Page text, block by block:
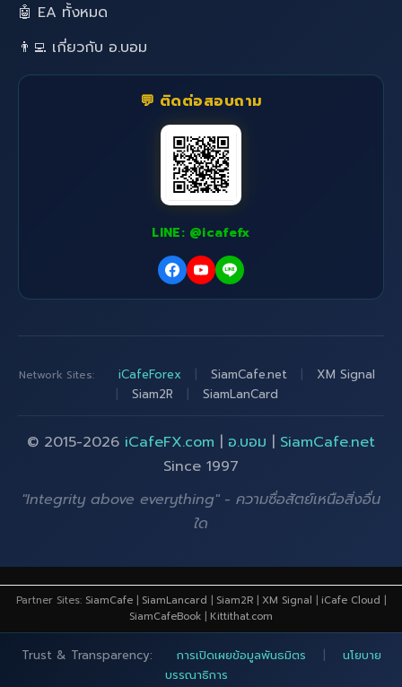
🤖 EA ทั้งหมด
👨‍💻 เกี่ยวกับ อ.บอม
💬 ติดต่อสอบถาม
LINE: @icafefx
Network Sites: iCafeForex SiamCafe.net
XM Signal
Siam2R SiamLanCard
© 2015-2026 iCafeFX.com | อ.บอม | SiamCafe.net
Since 1997
"Integrity above everything" - ความซื่อสัตย์เหนือสิ่งอื่น
ใด
Partner Sites: SiamCafe | SiamLancard | Siam2R | XM Signal | iCafe Cloud |
SiamCafeBook | Kittithat.com
Trust & Transparency: การเปิดเผยข้อมูลพันธมิตร |
นโยบาย
บรรณาธิการ